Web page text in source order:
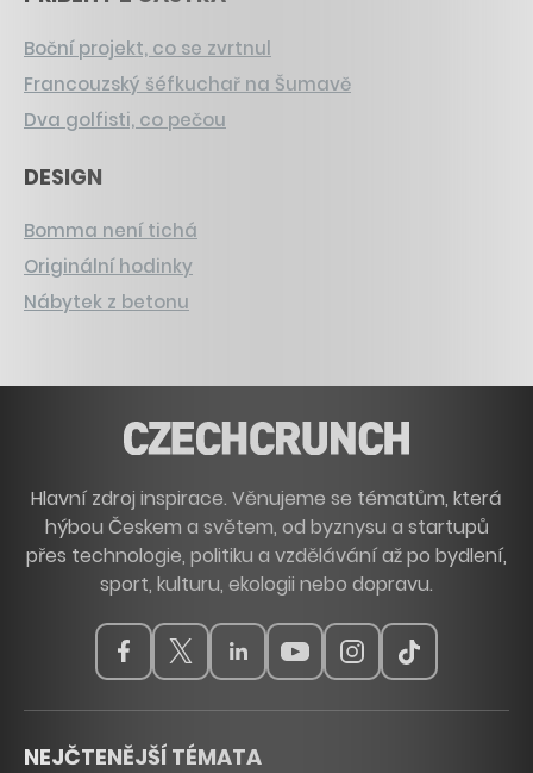
Boční projekt, co se zvrtnul
Francouzský šéfkuchař na Šumavě
Dva golfisti, co pečou
DESIGN
Bomma není tichá
Originální hodinky
Nábytek z betonu
Hlavní zdroj inspirace. Věnujeme se tématům, která
hýbou Českem a světem, od byznysu a startupů
přes technologie, politiku a vzdělávání až po bydlení,
sport, kulturu, ekologii nebo dopravu.
NEJČTENĚJŠÍ TÉMATA